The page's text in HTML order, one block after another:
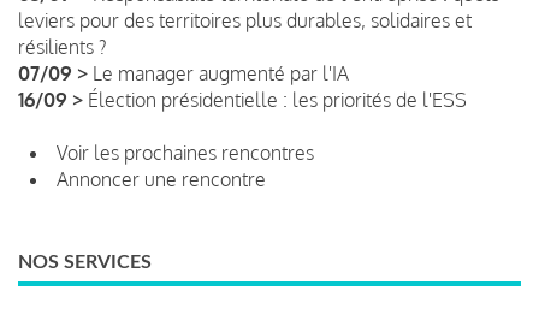
leviers pour des territoires plus durables, solidaires et
résilients ?
07/09 > Le manager augmenté par l'IA
16/09 > Élection présidentielle : les priorités de l'ESS
Voir les prochaines rencontres
Annoncer une rencontre
NOS SERVICES